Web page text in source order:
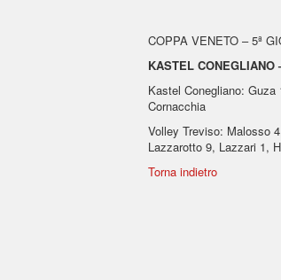
COPPA VENETO – 5ª
KASTEL CONEGLIANO
Kastel Conegliano:
Cornacchia
Volley Treviso: Malosso
Lazzarotto 9, Lazzari 1,
Torna indietro